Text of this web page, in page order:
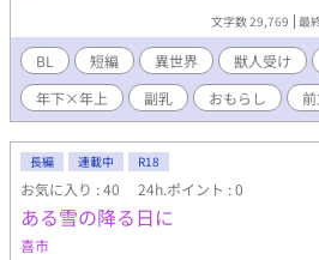
とりマッチョな熊獣人(４１歳) ※兎耳
毛だるまボディな感じの獣人です。マ
わり設定です。前編中編後編です。 ケ
ます。 ※ムーンライトノベルズさんで
文字数 29,769 最
BL 短編 異世界 獣人受け
年下×年上
副乳 おもらし
長編 連載中 R18
お気に入り : 40 24h.ポイント : 0
ある雪の降る日に
喜市